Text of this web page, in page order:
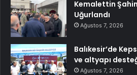
Kemalettin
Uğurlandı
Ağustos 7, 2026
Balıkesir’de
ve altyapı
Ağustos 7, 2026